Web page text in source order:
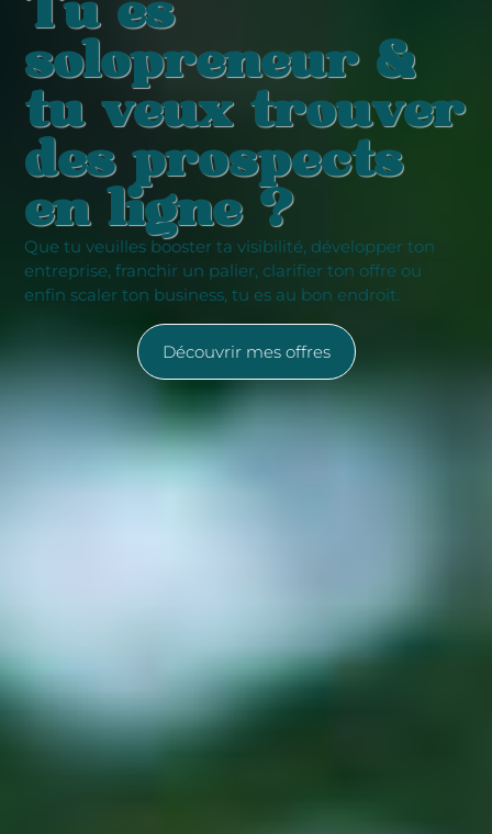
solopreneur &
tu veux trouver
des prospects
en ligne ?
Que tu veuilles booster ta visibilité, développer ton
entreprise, franchir un palier, clarifier ton offre ou
enfin scaler ton business, tu es au bon endroit.
Découvrir mes offres